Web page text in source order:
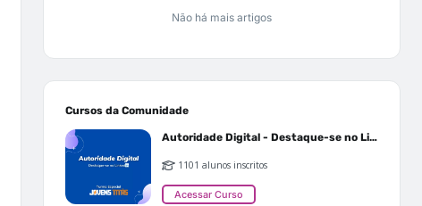
Não há mais artigos
Cursos da Comunidade
Autoridade Digital - Destaque-se no Linkedin
1101 alunos inscritos
Acessar Curso